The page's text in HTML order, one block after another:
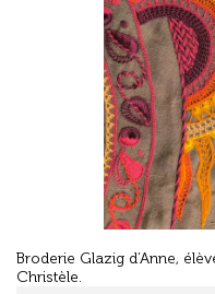
Broderie Glazig d’Anne,
Christèle.